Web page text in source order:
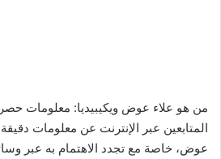
من هو علاء عوض ويكيبيديا: معلومات
المتابعين عبر الإنترنت عن معلومات
عوض، خاصة مع تجدد الاهتمام به عبر